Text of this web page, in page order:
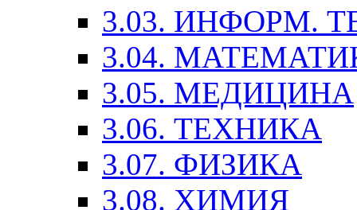
3.03. ИНФОРМ.
3.04.
3.05. МЕДИЦИНА
3.06. ТЕХНИКА
3.07. ФИЗИКА
3.08. ХИМИЯ